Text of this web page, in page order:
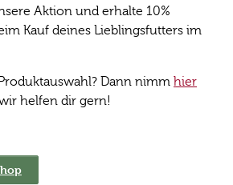
Aktion und erhalte 10%
Kauf deines Lieblingsfutters im
Dann nimm hier
helfen dir gern!